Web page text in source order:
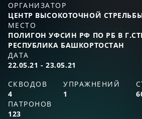
ОРГАНИЗАТОР
ЦЕНТР ВЫСОКОТОЧНОЙ
МЕСТО
ПОЛИГОН УФСИН РФ ПО РБ В
РЕСПУБЛИКА БАШКОРТОСТАН
ДАТА
22.05.21 - 23.05.21
СКВОДОВ
4
УПРАЖНЕНИЙ
1
ПАТРОНОВ
123